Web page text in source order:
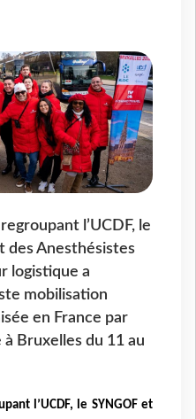
l’UCDF, le
des Anesthésistes
logistique a
mobilisation
en France par
Bruxelles du 11 au
l’UCDF, le SYNGOF et